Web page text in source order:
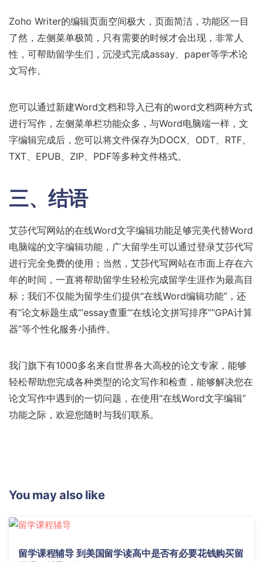
Zoho Writer的编辑页面空间极大，页面简洁，功能区一目
了然，左侧菜单极简，只有需要的时候才会出现，非常人
性，可帮助留学生们，沉浸式完成assay、paper等学术论
文写作。
您可以通过新建Word文档和导入已有的word文档两种方式
进行写作，左侧菜单栏功能众多，与Word电脑端一样，文
字编辑完成后，您可以将文件保存为DOCX、ODT、RTF、
TXT、EPUB、ZIP、PDF等多种文件格式。
三、结语
艾莎代写网站的在线Word文字编辑功能足够完美代替Word
电脑端的文字编辑功能，广大留学生可以通过登录艾莎代写
进行完全免费的使用；当然，艾莎代写网站在市面上存在六
年的时间，一直将帮助留学生轻松完成留学生涯作为最高目
标；我们不仅能为留学生们提供“在线Word编辑功能”，还
有“论文标题生成”‘essay查重’“在线论文拼写排序”“GPA计算
器”等个性化服务小插件。
我门旗下有1000多名来自世界各大高校的论文专家，能够
轻松帮助您完成各种类型的论文写作和检查，能够解决您在
论文写作中遇到的一切问题，在使用“在线Word文字编辑”
功能之际，欢迎您随时与我们联系。
You may also like
留学课程辅导 到美国留学读高中是否有必要花钱购买留